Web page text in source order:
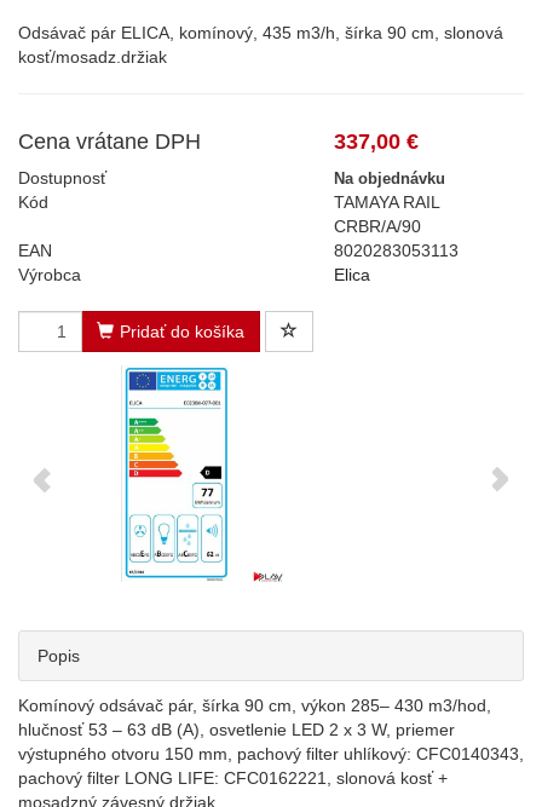
Odsávač pár ELICA, komínový, 435 m3/h, šírka 90 cm, slonová
kosť/mosadz.držiak
Cena vrátane DPH 337,00 €
Dostupnosť Na objednávku
Kód
TAMAYA RAIL
CRBR/A/90
EAN
8020283053113
Výrobca
Elica
Pridať do košíka
Popis
Komínový odsávač pár, šírka 90 cm, výkon 285– 430 m3/hod,
hlučnosť 53 – 63 dB (A), osvetlenie LED 2 x 3 W, priemer
výstupného otvoru 150 mm, pachový filter uhlíkový: CFC0140343,
pachový filter LONG LIFE: CFC0162221, slonová kosť +
mosadzný závesný držiak